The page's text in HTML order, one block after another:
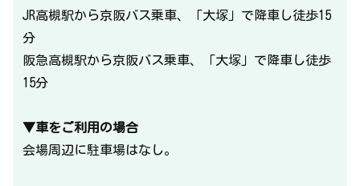
JR高槻駅から京阪バス乗車、「大塚」で降車し徒歩15
分
阪急高槻駅から京阪バス乗車、「大塚」で降車し徒歩
15分
▼車をご利用の場合
会場周辺に駐車場はなし。